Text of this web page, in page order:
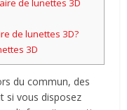
de lunettes 3D
de lunettes 3D?
3D
du commun, des
si vous disposez